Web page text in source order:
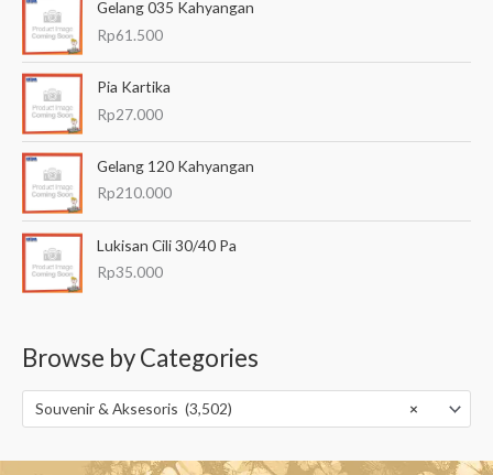
Gelang 035 Kahyangan
Rp61.500
Pia Kartika
Rp27.000
Gelang 120 Kahyangan
Rp210.000
Lukisan Cili 30/40 Pa
Rp35.000
Browse by Categories
×
Souvenir & Aksesoris (3,502)